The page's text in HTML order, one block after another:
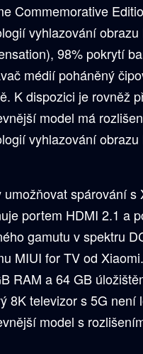
Commemorative
vyhlazování
98% pokrytí
médií poháněný
K dispozici je rovněž
model má
vyhlazování obrazu
umožňovat spárování
portem HDMI 2.1 a
gamutu v spektru
MIUI for TV od
RAM a 64 GB
8K televizor s 5G
model s